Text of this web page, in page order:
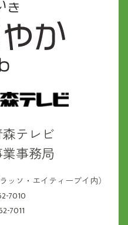
テレビ
事務局
ッソ・エイティーブイ内）
7010
7011